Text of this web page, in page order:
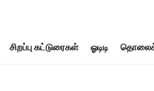
சிறப்பு கட்டுரைகள் ஓடிடி